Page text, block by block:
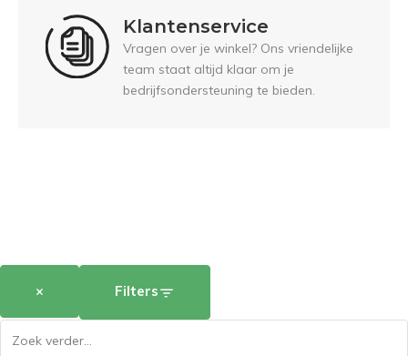
Klantenservice
Vragen over je winkel? Ons vriendelijke
team staat altijd klaar om je
bedrijfsondersteuning te bieden.
× Filters